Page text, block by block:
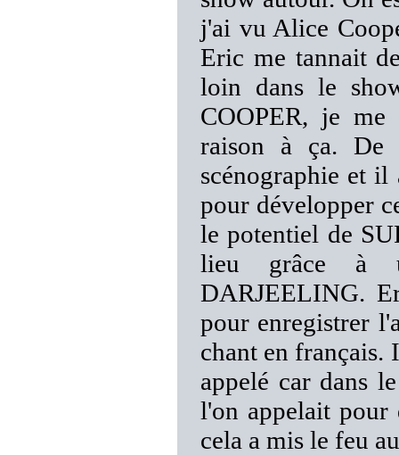
j'ai vu Alice
Eric me tannait
loin dans le
COOPER, je
raison à ça. De
scénographie et
pour développer
le potentiel de
lieu grâce à
DARJEELING.
pour enregistrer
chant en
appelé car dans
l'on appelait pour
cela a mis le feu